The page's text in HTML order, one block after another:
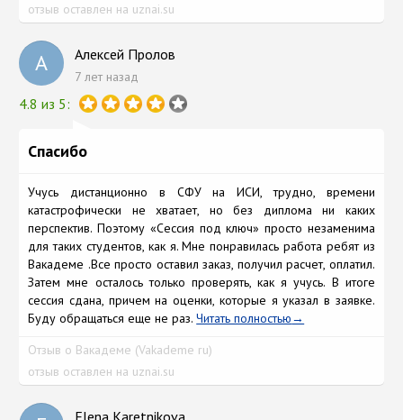
отзыв оставлен на uznai.su
А Алексей Пролов
7 лет назад
4.8 из 5:
Спасибо
Учусь дистанционно в СФУ на ИСИ, трудно, времени
катастрофически не хватает, но без диплома ни каких
перспектив. Поэтому «Сессия под ключ» просто незаменима
для таких студентов, как я. Мне понравилась работа ребят из
Вакадеме .Все просто оставил заказ, получил расчет, оплатил.
Затем мне осталось только проверять, как я учусь. В итоге
сессия сдана, причем на оценки, которые я указал в заявке.
Буду обращаться еще не раз.Читать полностью
Отзыв о Вакадеме (Vakademe ru)
отзыв оставлен на uznai.su